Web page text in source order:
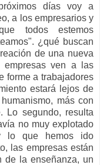
días voy a
a los empresarios y
todos estemos
¿qué buscan
de una nueva
empresas ven a las
forme a trabajadores
estará lejos de
más con
Lo segundo, resulta
no muy explotado
lo que hemos ido
las empresas están
de la enseñanza, un